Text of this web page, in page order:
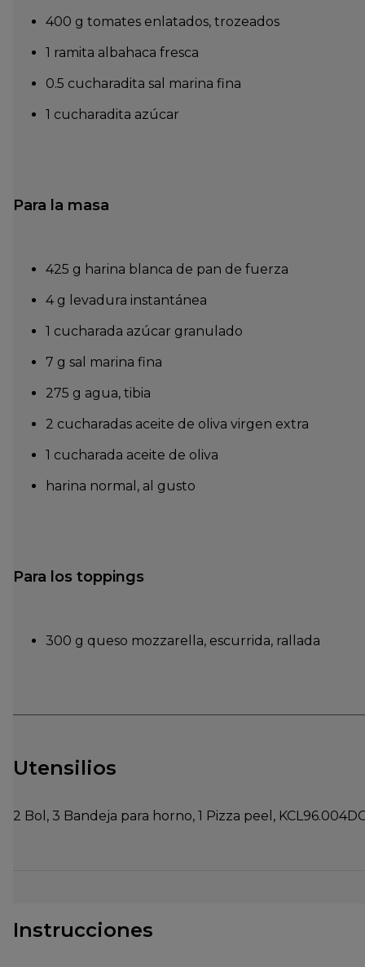
400 g tomates enlatados, trozeados
1 ramita albahaca fresca
0.5 cucharadita sal marina fina
1 cucharadita azúcar
Para la masa
425 g harina blanca de pan de fuerza
4 g levadura instantánea
1 cucharada azúcar granulado
7 g sal marina fina
275 g agua, tibia
2 cucharadas aceite de oliva virgen extra
1 cucharada aceite de oliva
harina normal, al gusto
Para los toppings
300 g queso mozzarella, escurrida, rallada
Utensilios
2 Bol, 3 Bandeja para horno, 1 Pizza peel,
Instrucciones